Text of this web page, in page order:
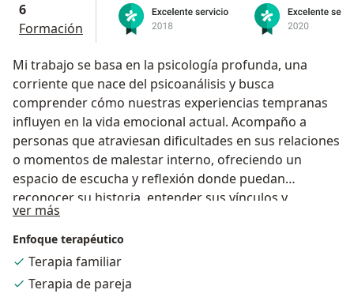
6
Formación
Mi trabajo se basa en la psicología profunda, una
corriente que nace del psicoanálisis y busca
comprender cómo nuestras experiencias tempranas
influyen en la vida emocional actual. Acompaño a
personas que atraviesan dificultades en sus relaciones
o momentos de malestar interno, ofreciendo un
espacio de escucha y reflexión donde puedan
reconocer su historia, entender sus vínculos y
construir nuevas formas de bienestar en el presente.
ver más
Enfoque terapéutico
Terapia familiar
Terapia de pareja